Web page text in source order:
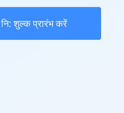
नि: शुल्क प्रारंभ करें